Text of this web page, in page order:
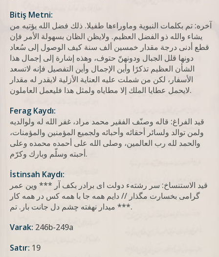
Bitiş Metni:
آخره: تم بکلمات النبویة وماوراءها طفیلا. ذلك فضل الله يؤتيه من
يشاء والله ذو الفضل العظيم. ولايظن الظان بسهولة الأمر فإن
قطع أدنى درجة مقدار خمسين ألف سنة كيف الوصول إلى سُعاد
دونها قلل الجبال ودونهنّ حتوف، وهذه إشارة إلى إجمال هذا
الشأن العظيم تذكرًا وأين الإجمال وأين التفصيل فإنه لاتسعد
الأسفار، لكن من شملت عليه العناية الأزلية لايقدر له مقدار
لايحمل عطايا الملك إلا مطاياه ولمثل هذا فليعمل العاملون.
Ferag Kaydı:
قيد الفراغ: قاله وصنّف الفقير محمد مراد، غفر الله له ولوالديه
ولمن توالد ولسائر أحقائه وأحبائه ولجميع المؤمنين والمؤمنات،
والحمد لله رب العالمين، وصلى الله على أحمده محمده وعلى
أحبته وسلّم وبارك وكرّم.
İstinsah Kaydı:
قيد الاستنساخ: سر رشتهء دولت ای برادر بکف آر *** وین عمر
گرامی بخسارت مگذار // دایم همه جا با همه کس در همه کار
*** میدار نهفته چشم دل جانت بار. تم.
Varak: 246b-249a
Satır: 19